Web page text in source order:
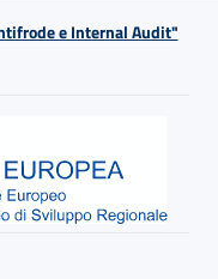
e Internal Audit"